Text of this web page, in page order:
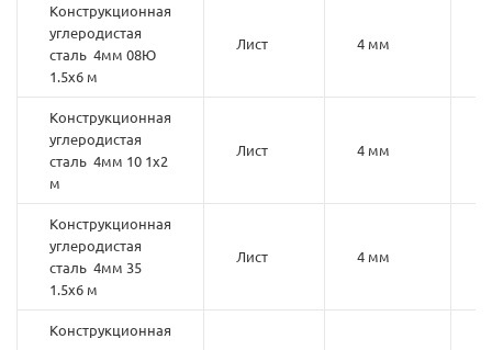
Конструкционная
углеродистая
сталь 4мм 08Ю
1.5х6 м
Лист 4 мм
Конструкционная
углеродистая
сталь 4мм 10 1х2
м
Лист 4 мм
Конструкционная
углеродистая
сталь 4мм 35
1.5х6 м
Лист 4 мм
Конструкционная